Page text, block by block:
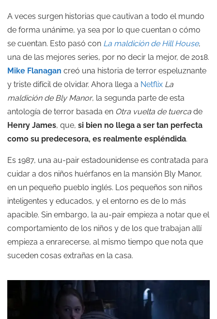
A veces surgen historias que cautivan a todo el mundo
de forma unánime, ya sea por lo que cuentan o cómo
se cuentan. Esto pasó con La maldición de Hill House,
una de las mejores series, por no decir la mejor, de 2018.
Mike Flanagan creó una historia de terror espeluznante
y triste difícil de olvidar. Ahora llega a Netflix La
maldición de Bly Manor, la segunda parte de esta
antología de terror basada en Otra vuelta de tuerca de
Henry James, que, si bien no llega a ser tan perfecta
como su predecesora, es realmente espléndida.
Es 1987, una au-pair estadounidense es contratada para
cuidar a dos niños huérfanos en la mansión Bly Manor,
en un pequeño pueblo inglés. Los pequeños son niños
inteligentes y educados, y el entorno es de lo más
apacible. Sin embargo, la au-pair empieza a notar que el
comportamiento de los niños y de los que trabajan allí
empieza a enrarecerse, al mismo tiempo que nota que
suceden cosas extrañas en la casa.